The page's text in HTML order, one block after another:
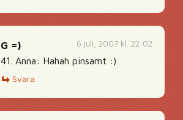
6 juli, 2007 kl. 22:02
G =)
41. Anna: Hahah pinsamt :)
Svara